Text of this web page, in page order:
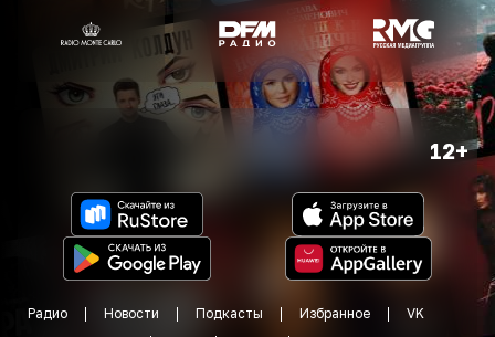
12+
Радио Новости Подкасты Избранное
VK